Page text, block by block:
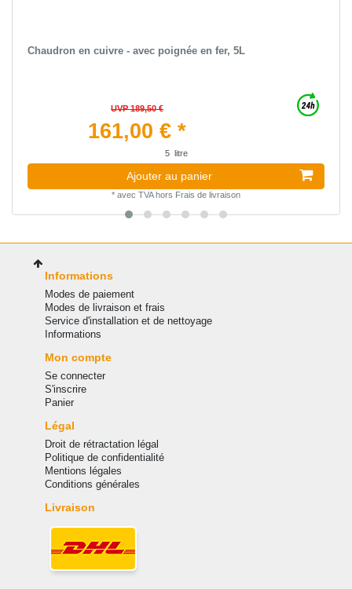
Chaudron en cuivre - avec poignée en fer, 5L
UVP 189,50 €
161,00 € *
5 litre
Ajouter au panier
* avec TVAhors Frais de livraison
Informations
Modes de paiement
Modes de livraison et frais
Service d'installation et de nettoyage
Informations
Mon compte
Se connecter
S'inscrire
Panier
Légal
Droit de rétractation légal
Politique de confidentialité
Mentions légales
Conditions générales
Livraison